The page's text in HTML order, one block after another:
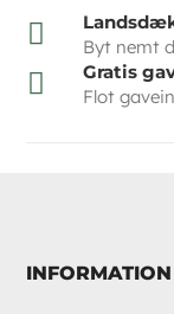

Byt nemt

Gratis
Flot
INFORMATION